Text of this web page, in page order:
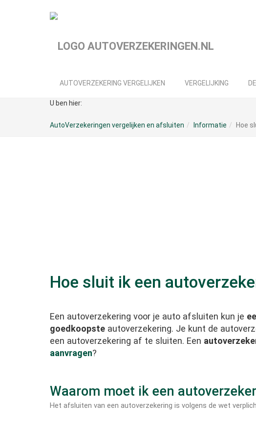
AUTOVERZEKERING VERGELIJKEN VERGELIJKING
U ben hier:
AutoVerzekeringen vergelijken en afsluiten Informatie Hoe
Hoe sluit ik een
Een autoverzekering voor je auto afsluiten kun je
goedkoopste autoverzekering. Je kunt de
een autoverzekering af te sluiten. Een
aanvragen?
Waarom moet ik een
Het afsluiten van een autoverzekering is volgens de wet